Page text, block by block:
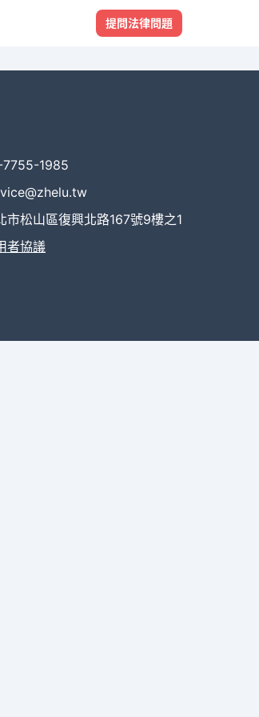
提問法律問題
1985
市松山區復興北路167號9樓之1
者協議